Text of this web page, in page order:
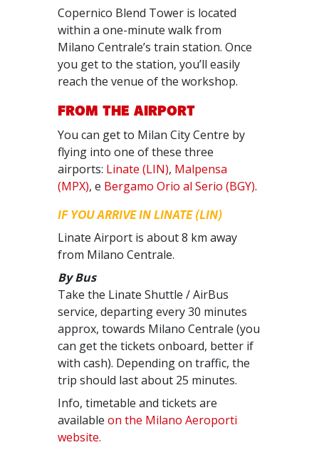
Copernico Blend Tower is located
within a one-minute walk from
Milano Centrale’s train station. Once
you get to the station, you’ll easily
reach the venue of the workshop.
FROM THE AIRPORT
You can get to Milan City Centre by
flying into one of these three
airports: Linate (LIN), Malpensa
(MPX), e Bergamo Orio al Serio (BGY).
IF YOU ARRIVE IN LINATE (LIN)
Linate Airport is about 8 km away
from Milano Centrale.
By Bus
Take the Linate Shuttle / AirBus
service, departing every 30 minutes
approx, towards Milano Centrale (you
can get the tickets onboard, better if
with cash). Depending on traffic, the
trip should last about 25 minutes.
Info, timetable and tickets are
availableon the Milano Aeroporti
website.